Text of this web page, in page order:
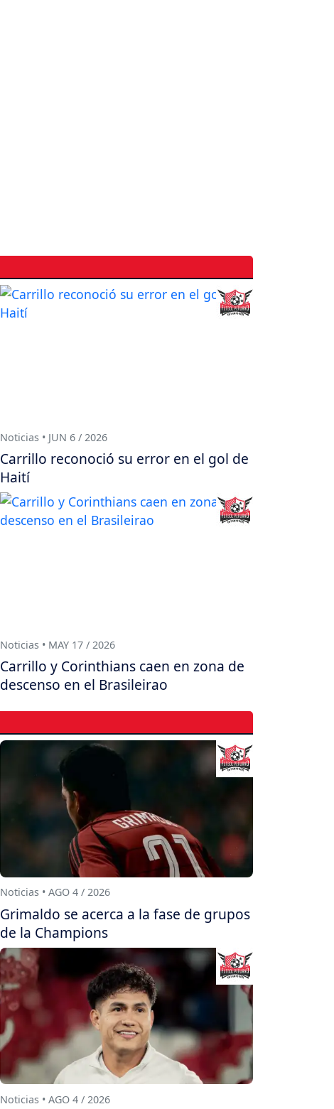
Noticias • JUN 6 / 2026
Carrillo reconoció su error en el gol de
Haití
Noticias • MAY 17 / 2026
Carrillo y Corinthians caen en zona de
descenso en el Brasileirao
Noticias • AGO 4 / 2026
Grimaldo se acerca a la fase de grupos
de la Champions
Noticias • AGO 4 / 2026